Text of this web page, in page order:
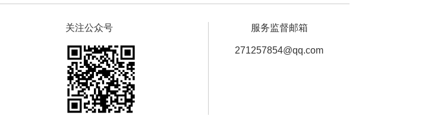
致尚丽和 T.J.HARREN 亿瞬间 普陀山
伍闰堂
威诗兰
关注公众号 服务监督邮箱
271257854@qq.com